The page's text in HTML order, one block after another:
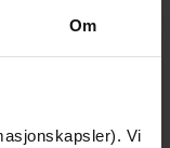
Om
Vi